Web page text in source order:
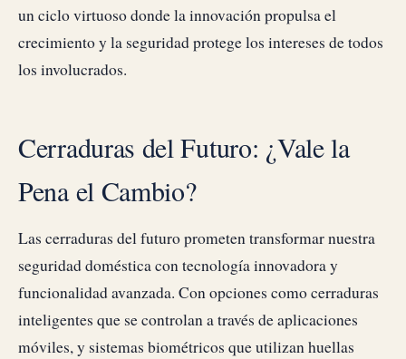
un ciclo virtuoso donde la innovación propulsa el
crecimiento y la seguridad protege los intereses de todos
los involucrados.
Cerraduras del Futuro: ¿Vale la
Pena el Cambio?
Las cerraduras del futuro prometen transformar nuestra
seguridad doméstica con tecnología innovadora y
funcionalidad avanzada. Con opciones como cerraduras
inteligentes que se controlan a través de aplicaciones
móviles, y sistemas biométricos que utilizan huellas